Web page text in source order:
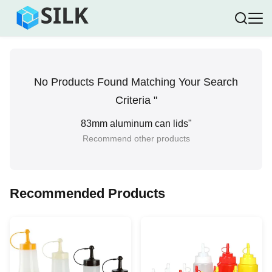
No Products Found Matching Your Search
Criteria "
83mm aluminum can lids"
Recommend other products
Recommended Products